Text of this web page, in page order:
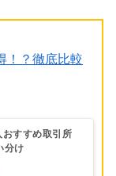
！？徹底比較
すすめ取引所
分け